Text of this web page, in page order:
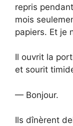
repris
mois
papiers. Et je
Il ouvrit la
et sourit
— Bonjour.
Ils dînèrent